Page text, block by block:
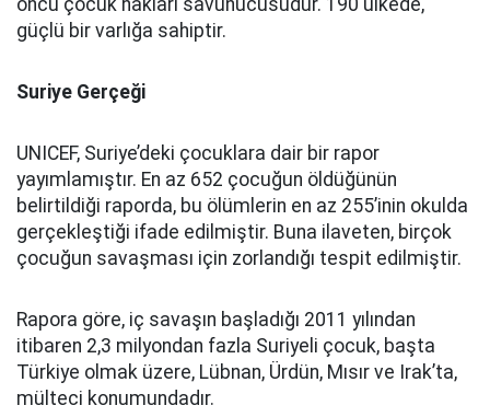
öncü çocuk hakları savunucusudur. 190 ülkede,
güçlü bir varlığa sahiptir.
Suriye Gerçeği
UNICEF, Suriye’deki çocuklara dair bir rapor
yayımlamıştır. En az 652 çocuğun öldüğünün
belirtildiği raporda, bu ölümlerin en az 255’inin okulda
gerçekleştiği ifade edilmiştir. Buna ilaveten, birçok
çocuğun savaşması için zorlandığı tespit edilmiştir.
Rapora göre, iç savaşın başladığı 2011 yılından
itibaren 2,3 milyondan fazla Suriyeli çocuk, başta
Türkiye olmak üzere, Lübnan, Ürdün, Mısır ve Irak’ta,
mülteci konumundadır.